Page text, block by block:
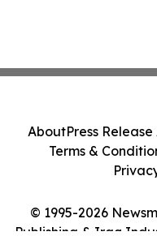
© 1995-2026
Publishing & Iraq
AboutPress
Terms &